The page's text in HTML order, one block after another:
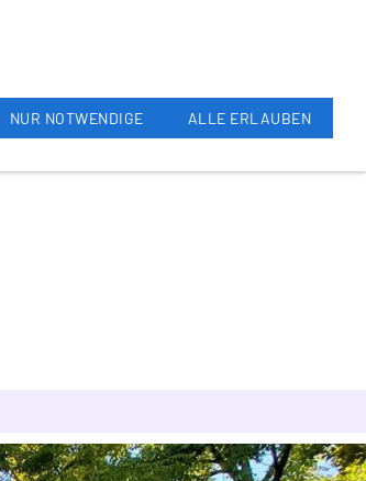
NUR NOTWENDIGE ALLE ERLAUBEN